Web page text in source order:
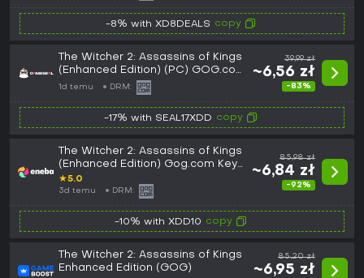
-8% with XD8DEALS copy
The Witcher 2: Assassins of Kings
(Enhanced Edition) (PC) GOG.com
Key - GLOBAL
1d temu DRM:
39,99 zł
~6,56 zł
-83%
-17% with SEAL17XDD copy
The Witcher 2: Assassins of Kings
(Enhanced Edition) Gog.com Key
GLOBAL
★5.0
3d temu DRM:
85,98 zł
~6,84 zł
-92%
-10% with XDD10 copy
The Witcher 2: Assassins of Kings
Enhanced Edition (GOG)
85,20 zł
~6,95 zł